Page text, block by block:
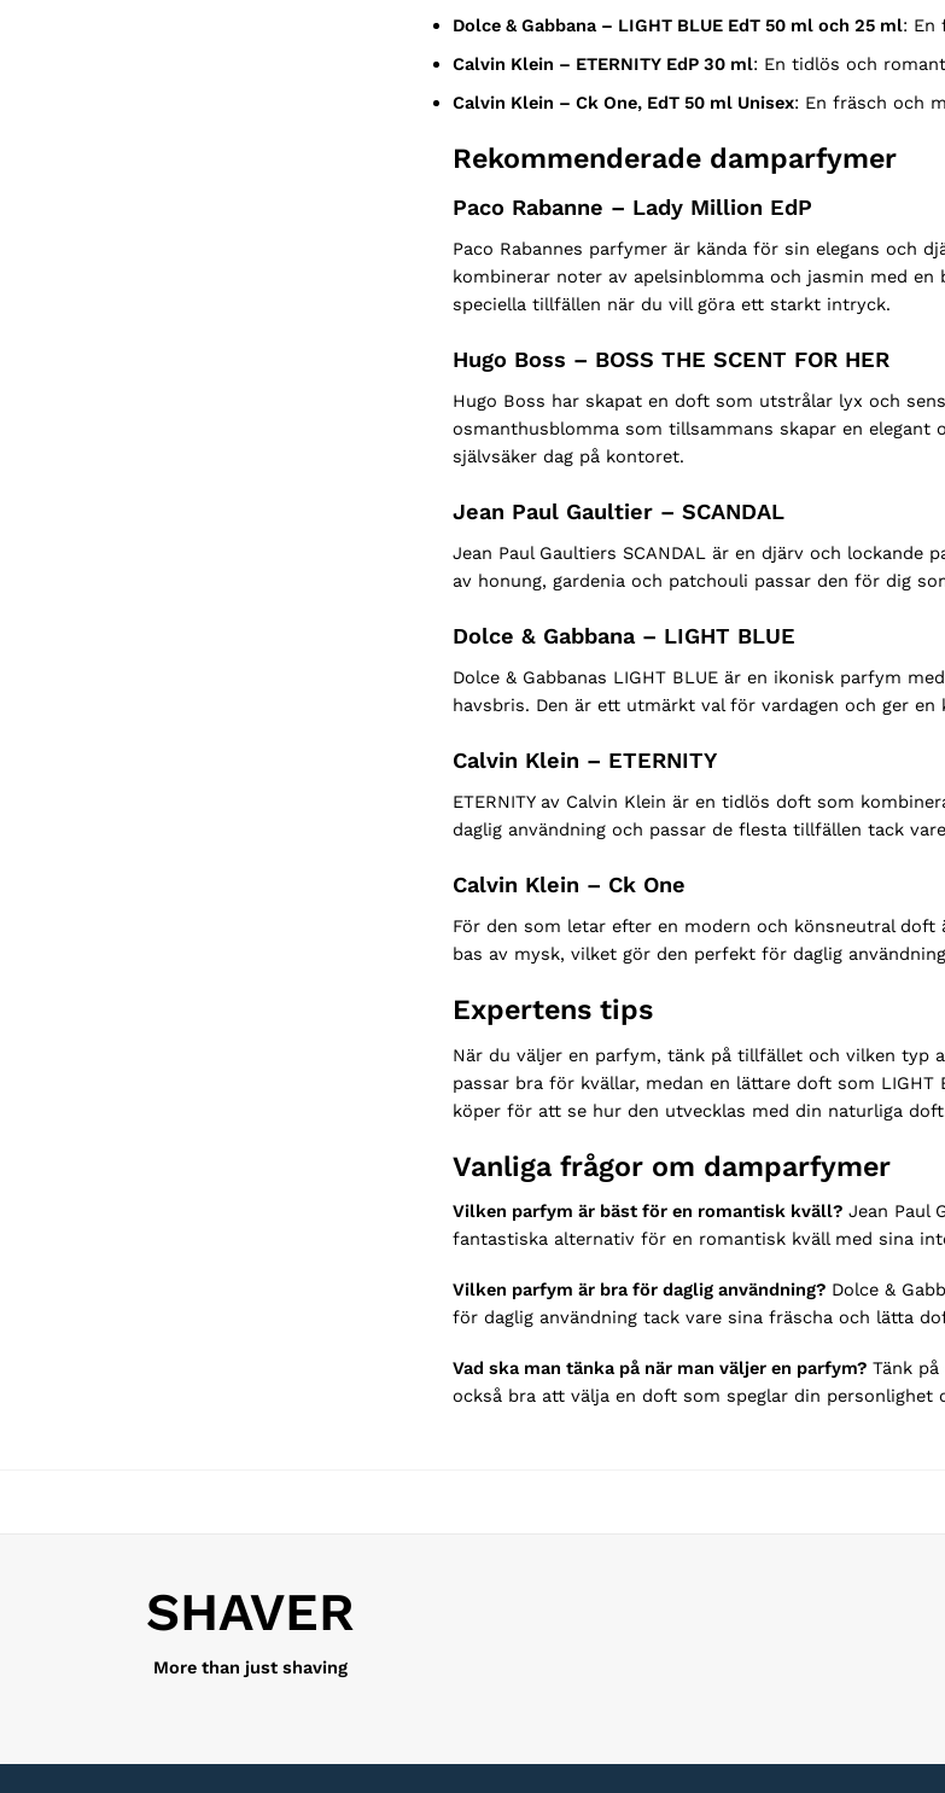
Dolce & Gabbana – LIGHT BLUE EdT 50 ml och 25 ml: En
Calvin Klein – ETERNITY EdP 30 ml: En tidlös och
Calvin Klein – Ck One, EdT 50 ml Unisex: En fräsch och
Rekommenderade damparfymer
Paco Rabanne – Lady Million EdP
Paco Rabannes parfymer är kända för sin elegans och
kombinerar noter av apelsinblomma och jasmin med
speciella tillfällen när du vill göra ett starkt intryck.
Hugo Boss – BOSS THE SCENT FOR HER
Hugo Boss har skapat en doft som utstrålar lyx och
osmanthusblomma som tillsammans skapar en
självsäker dag på kontoret.
Jean Paul Gaultier – SCANDAL
Jean Paul Gaultiers SCANDAL är en djärv och
av honung, gardenia och patchouli passar den för dig
Dolce & Gabbana – LIGHT BLUE
Dolce & Gabbanas LIGHT BLUE är en ikonisk parfym
havsbris. Den är ett utmärkt val för vardagen och ger en
Calvin Klein – ETERNITY
ETERNITY av Calvin Klein är en tidlös doft som
daglig användning och passar de flesta tillfällen tack
Calvin Klein – Ck One
För den som letar efter en modern och könsneutral
bas av mysk, vilket gör den perfekt för daglig
Expertens tips
När du väljer en parfym, tänk på tillfället och vilken typ
passar bra för kvällar, medan en lättare doft som
köper för att se hur den utvecklas med din naturliga
Vanliga frågor om damparfymer
Vilken parfym är bäst för en romantisk kväll?Jean Paul
fantastiska alternativ för en romantisk kväll med sina
Vilken parfym är bra för daglig användning?Dolce &
för daglig användning tack vare sina fräscha och lätta
Vad ska man tänka på när man väljer en parfym?Tänk på
också bra att välja en doft som speglar din personlighet
SHAVER
More than just shaving